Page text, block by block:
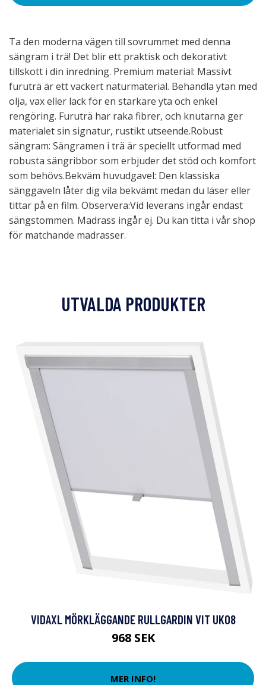
Ta den moderna vägen till sovrummet med denna
sängram i trä! Det blir ett praktisk och dekorativt
tillskott i din inredning. Premium material: Massivt
furuträ är ett vackert naturmaterial. Behandla ytan med
olja, vax eller lack för en starkare yta och enkel
rengöring. Furuträ har raka fibrer, och knutarna ger
materialet sin signatur, rustikt utseende.Robust
sängram: Sängramen i trä är speciellt utformad med
robusta sängribbor som erbjuder det stöd och komfort
som behövs.Bekväm huvudgavel: Den klassiska
sänggaveln låter dig vila bekvämt medan du läser eller
tittar på en film. Observera:Vid leverans ingår endast
sängstommen. Madrass ingår ej. Du kan titta i vår shop
för matchande madrasser.
UTVALDA PRODUKTER
VIDAXL MÖRKLÄGGANDE RULLGARDIN VIT UK08
968 SEK
MER INFO!